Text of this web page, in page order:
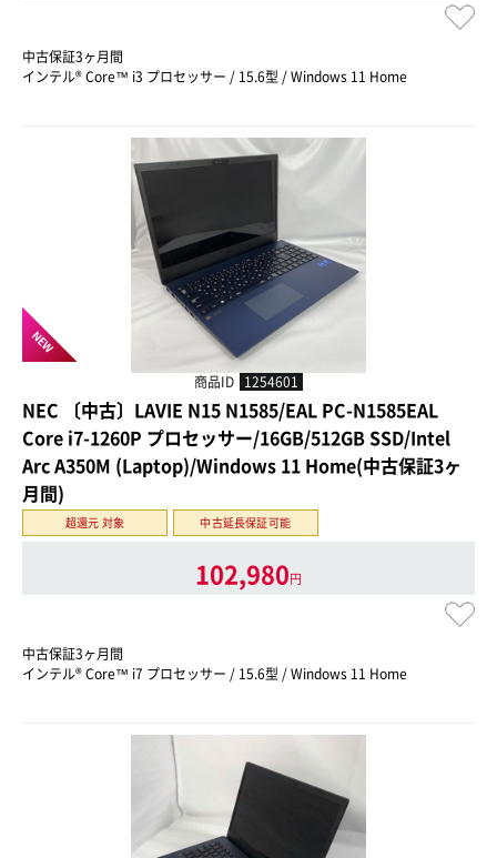
中古保証3ヶ月間
インテル® Core™ i3 プロセッサー / 15.6型 / Windows 11 Home
NEW
商品ID 1254601
NEC 〔中古〕LAVIE N15 N1585/EAL PC-N1585EAL
Core i7-1260P プロセッサー/16GB/512GB SSD/Intel
Arc A350M (Laptop)/Windows 11 Home(中古保証3ヶ
月間)
超還元 対象 中古延長保証可能
102,980円
中古保証3ヶ月間
インテル® Core™ i7 プロセッサー / 15.6型 / Windows 11 Home